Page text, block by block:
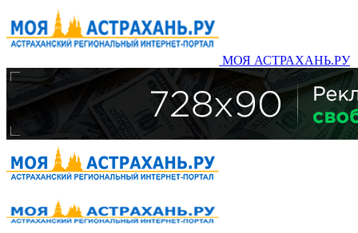
МОЯ АСТРАХАНЬ.РУ